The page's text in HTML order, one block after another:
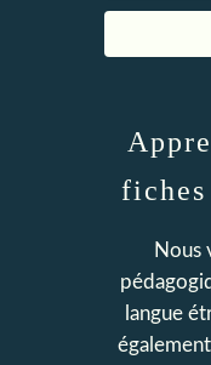
fiches
Nous
langue